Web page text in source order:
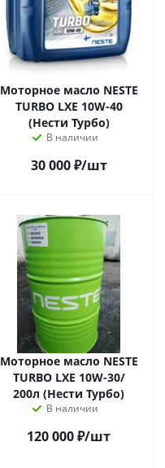
Моторное масло NESTE
TURBO LXE 10W-40
(Нести Турбо)
В наличии
30 000₽/шт
Моторное масло NESTE
TURBO LXE 10W-30/
200л (Нести Турбо)
В наличии
120 000₽/шт